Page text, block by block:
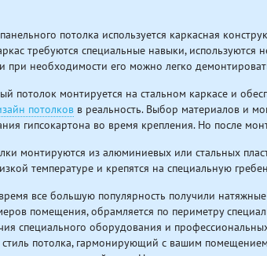
потолка используется каркасная
требуются специальные навыки,
при необходимости его можно легко
потолок монтируется на стальном каркасе и
потолков в реальность. Выбор материалов и
гипсокартона во время крепления. Но после
монтируются из алюминиевых или стальных
температуре и крепятся на специальную
все большую популярность получили
помещения, обрамляется по периметру
специального оборудования и
потолка, гармонирующий с вашим